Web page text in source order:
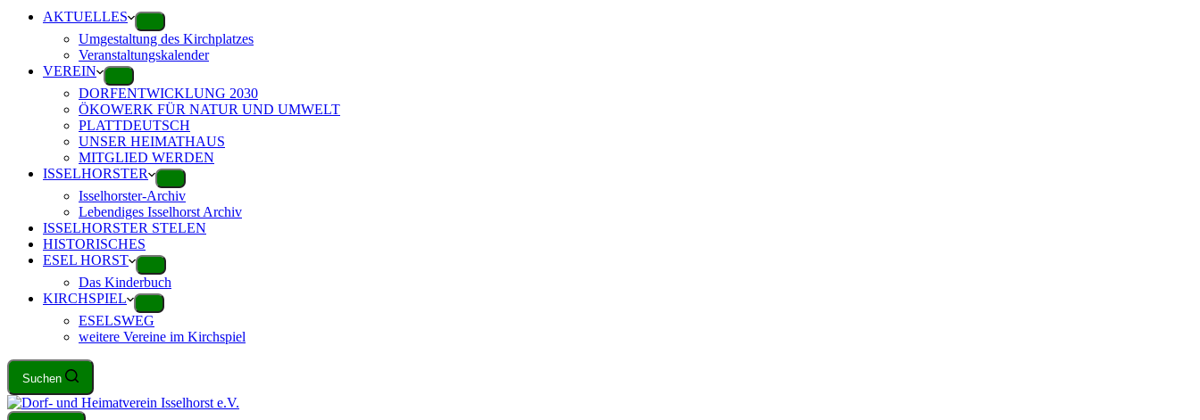
AKTUELLES
Umgestaltung des Kirchplatzes
Veranstaltungskalender
VEREIN
DORFENTWICKLUNG 2030
ÖKOWERK FÜR NATUR UND UMWELT
PLATTDEUTSCH
UNSER HEIMATHAUS
MITGLIED WERDEN
ISSELHORSTER
Isselhorster-Archiv
Lebendiges Isselhorst Archiv
ISSELHORSTER STELEN
HISTORISCHES
ESEL HORST
Das Kinderbuch
KIRCHSPIEL
ESELSWEG
weitere Vereine im Kirchspiel
Suchen